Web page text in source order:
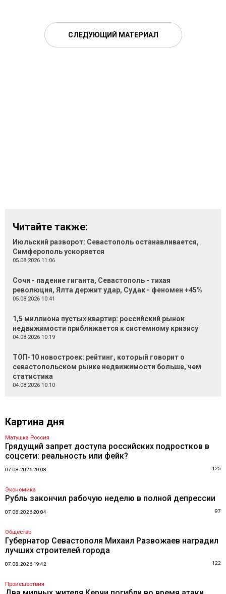
СЛЕДУЮЩИЙ МАТЕРИАЛ
Читайте также:
Июльский разворот: Севастополь останавливается,
Симферополь ускоряется
05.08.2026 11:06
Сочи - падение гиганта, Севастополь - тихая
революция, Ялта держит удар, Судак - феномен +45%
05.08.2026 10:41
1,5 миллиона пустых квартир: российский рынок
недвижимости приближается к системному кризису
04.08.2026 10:19
ТОП-10 новостроек: рейтинг, который говорит о
севастопольском рынке недвижимости больше, чем
статистика
04.08.2026 10:10
Картина дня
Матушка Россия
Грядущий запрет доступа российских подростков в
соцсети: реальность или фейк?
07.08.2026 20:08 125
Экономика
Рубль закончил рабочую неделю в полной депрессии
07.08.2026 20:04 97
Общество
Губернатор Севастополя Михаил Развожаев наградил
лучших строителей города
07.08.2026 19:42 122
Происшествия